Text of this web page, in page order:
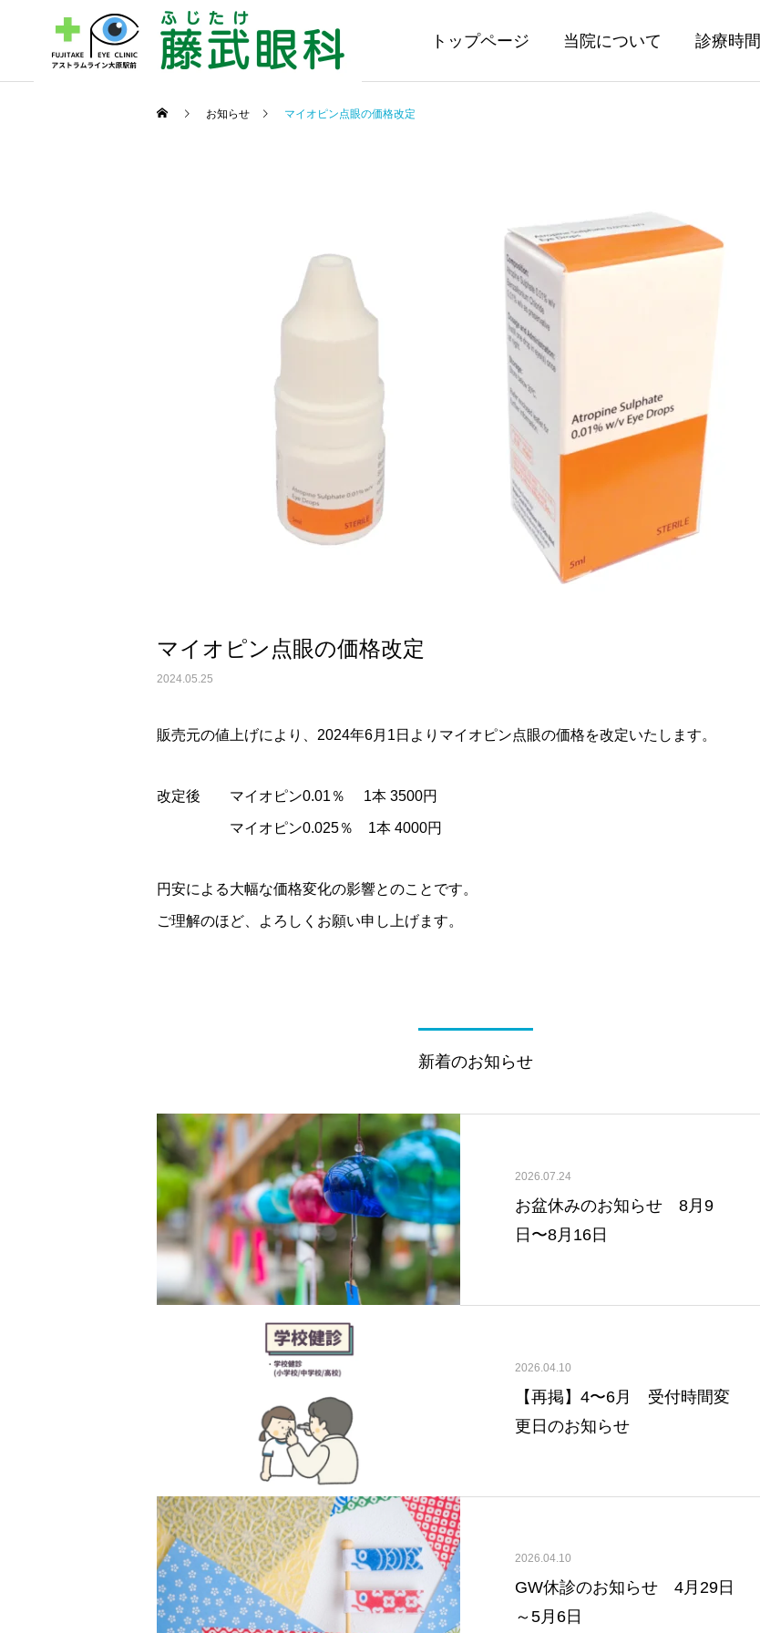
トップページ 当院について 診療時間
お知らせ マイオピン点眼の価格改定
マイオピン点眼の価格改定
2024.05.25
販売元の値上げにより、2024年6月1日よりマイオピン点眼の価格を改定いたします。
改定後 マイオピン0.01％ 1本 3500円
マイオピン0.025％ 1本 4000円
円安による大幅な価格変化の影響とのことです。
ご理解のほど、よろしくお願い申し上げます。
新着のお知らせ
2026.07.24
お盆休みのお知らせ 8月9
日〜8月16日
2026.04.10
【再掲】4〜6月 受付時間変
更日のお知らせ
2026.04.10
GW休診のお知らせ 4月29日
～5月6日